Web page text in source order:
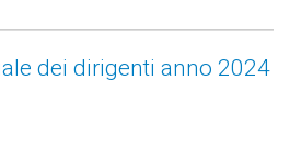
dei dirigenti anno 2024